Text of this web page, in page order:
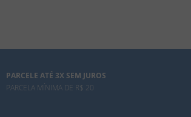
PARCELE ATÉ 3X SEM JUROS
PARCELA MÍNIMA DE R$ 20